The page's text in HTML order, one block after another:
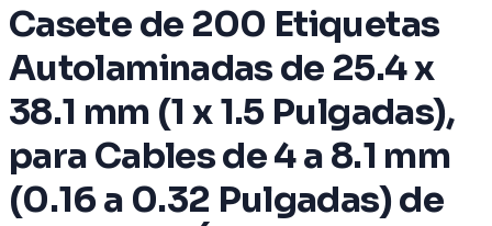
Casete de 200 Etiquetas
Autolaminadas de 25.4 x
38.1 mm (1 x 1.5 Pulgadas),
para Cables de 4 a 8.1 mm
(0.16 a 0.32 Pulgadas) de